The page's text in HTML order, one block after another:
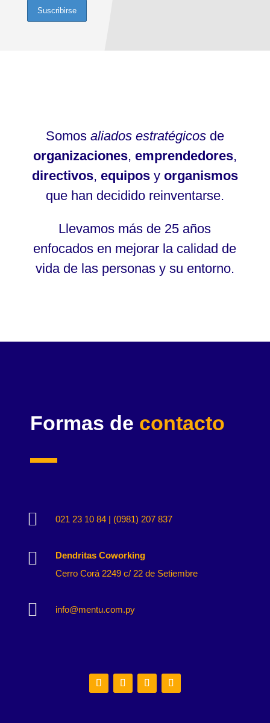
Somos aliados estratégicosde
organizaciones, emprendedores,
directivos, equiposy organismos
que han decidido reinventarse.
Llevamos más de 25 años
enfocados en mejorar la calidad de
vida de las personas y su entorno.
Formas de contacto
 021 23 10 84 | (0981) 207 837

Dendritas Coworking
Cerro Corá 2249 c/ 22 de Setiembre
 info@mentu.com.py